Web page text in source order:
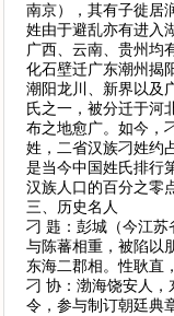
南京），其有子徙居
姓由于避乱亦有进入
广西、云南、贵州均
化石壁迁广东潮州揭
潮阳龙川、新界以及
氏之一，被分迁于河
布之地愈广。如今，
姓，二省汉族刁姓约
是当今中国姓氏排行
汉族人口的百分之零
三、历史名人
刁 韪：彭城（今江苏
与陈蕃相重，被陷以
东海二郡相。性耿直
刁 协：渤海饶安人
令，参与制订朝廷典